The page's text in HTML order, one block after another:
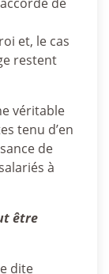
et, le cas
restent
véritable
tenu d’en
de
à
être
dite